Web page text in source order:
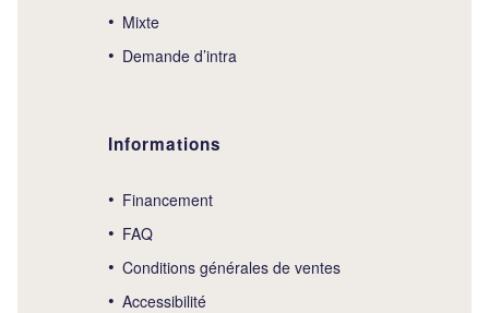
Mixte
Demande d’intra
Informations
Financement
FAQ
Conditions générales de ventes
Accessibilité